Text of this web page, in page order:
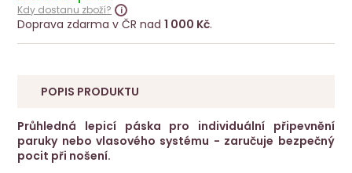
Kdy dostanu zboží?
Doprava zdarma v ČR nad1 000 Kč.
POPIS PRODUKTU
Průhledná lepicí páska pro individuální připevnění
paruky nebo vlasového systému - zaručuje bezpečný
pocit při nošení.